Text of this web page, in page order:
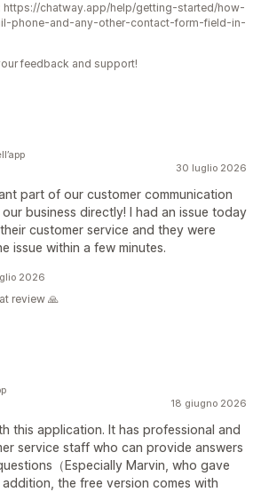
https://chatway.app/help/getting-started/how-
phone-and-any-other-contact-form-field-in-
feedback and support!
30 luglio 2026
part of our customer communication
business directly! I had an issue today
customer service and they were
issue within a few minutes.
2026
review 🙏
18 giugno 2026
this application. It has professional and
service staff who can provide answers
（Especially Marvin, who gave
addition, the free version comes with